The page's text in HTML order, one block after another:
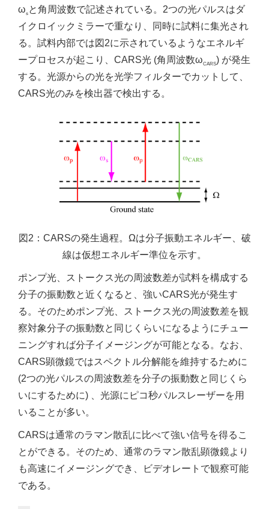
ωs と角周波数で記述されている。2つの光パルスはダ
イクロイックミラーで重なり、同時に試料に集光され
る。試料内部では図2に示されているようなエネルギ
ープロセスが起こり、CARS光 (角周波数ωCARS) が発生
する。光源からの光を光学フィルターでカットして、
CARS光のみを検出器で検出する。
図2：CARSの発生過程。Ωは分子振動エネルギー、破
線は仮想エネルギー準位を示す。
ポンプ光、ストークス光の周波数差が試料を構成する
分子の振動数と近くなると、強いCARS光が発生す
る。そのためポンプ光、ストークス光の周波数差を観
察対象分子の振動数と同じくらいになるようにチュー
ニングすれば分子イメージングが可能となる。なお、
CARS顕微鏡ではスペクトル分解能を維持するために
(2つの光パルスの周波数差を分子の振動数と同じくら
いにするために) 、光源にピコ秒パルスレーザーを用
いることが多い。
CARSは通常のラマン散乱に比べて強い信号を得るこ
とができる。そのため、通常のラマン散乱顕微鏡より
も高速にイメージングでき、ビデオレートで観察可能
である。